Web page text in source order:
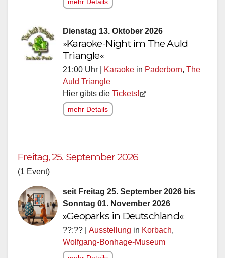
mehr Details
Dienstag 13. Oktober 2026
»Karaoke-Night im The Auld
Triangle«
21:00 Uhr | Karaoke in Paderborn, The
Auld Triangle
Hier gibts die Tickets!
mehr Details
Freitag, 25. September 2026
(1 Event)
seit Freitag 25. September 2026 bis
Sonntag 01. November 2026
»Geoparks in Deutschland«
??:?? | Ausstellung in Korbach,
Wolfgang-Bonhage-Museum